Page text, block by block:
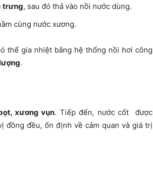
trưng, sau đó thả vào nồi nước dùng.
cùng nước xương.
thể gia nhiệt bằng hệ thống nồi hơi công
.
xương vụn. Tiếp đến, nước cốt được
đồng đều, ổn định về cảm quan và giá trị